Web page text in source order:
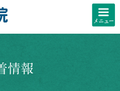
情報